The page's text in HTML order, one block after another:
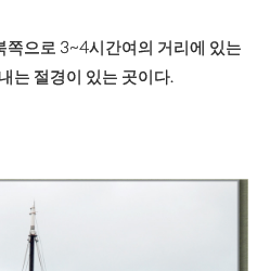
으로 3~4시간여의 거리에 있는
는 절경이 있는 곳이다.